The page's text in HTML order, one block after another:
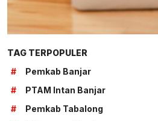
TAG TERPOPULER
#
Pemkab Banjar
#
PTAM Intan Banjar
#
Pemkab Tabalong